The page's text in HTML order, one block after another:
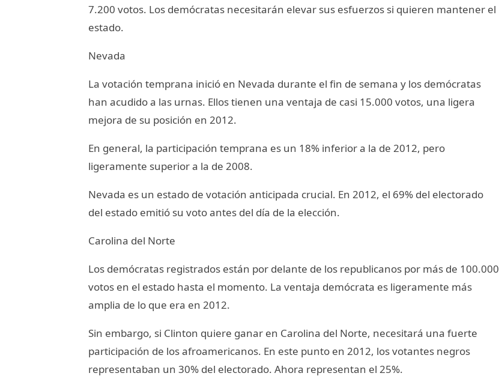
7.200 votos. Los demócratas necesitarán elevar sus esfuerzos si quieren mantener el
estado.
Nevada
La votación temprana inició en Nevada durante el fin de semana y los demócratas
han acudido a las urnas. Ellos tienen una ventaja de casi 15.000 votos, una ligera
mejora de su posición en 2012.
En general, la participación temprana es un 18% inferior a la de 2012, pero
ligeramente superior a la de 2008.
Nevada es un estado de votación anticipada crucial. En 2012, el 69% del electorado
del estado emitió su voto antes del día de la elección.
Carolina del Norte
Los demócratas registrados están por delante de los republicanos por más de 100.000
votos en el estado hasta el momento. La ventaja demócrata es ligeramente más
amplia de lo que era en 2012.
Sin embargo, si Clinton quiere ganar en Carolina del Norte, necesitará una fuerte
participación de los afroamericanos. En este punto en 2012, los votantes negros
representaban un 30% del electorado. Ahora representan el 25%.